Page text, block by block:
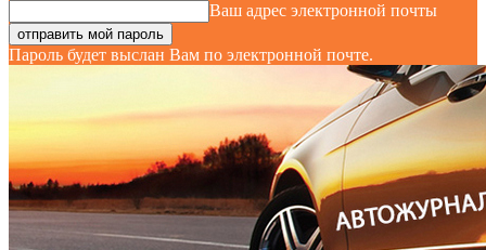
Ваш адрес электронной почты
Пароль будет выслан Вам по электронной почте.